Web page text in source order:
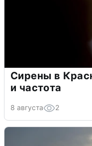
Сирены в
и частота
8 августа 2